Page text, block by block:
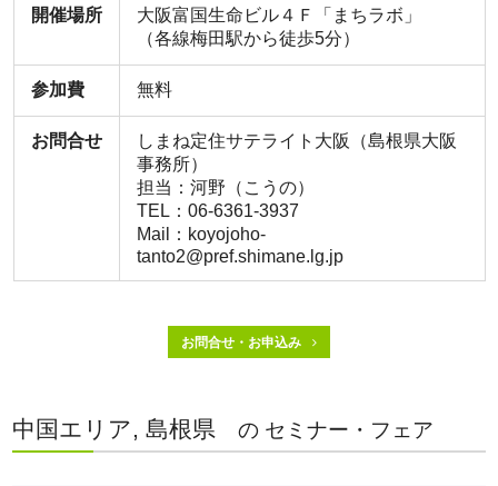
開催場所
大阪富国生命ビル４Ｆ「まちラボ」
（各線梅田駅から徒歩5分）
参加費 無料
お問合せ
しまね定住サテライト大阪（島根県大阪
事務所）
担当：河野（こうの）
TEL：06-6361-3937
Mail：koyojoho-
tanto2@pref.shimane.lg.jp
お問合せ・お申込み
中国エリア, 島根県 の セミナー・フェア